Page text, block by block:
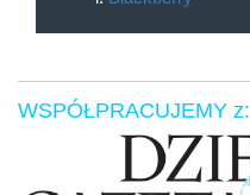
WSPÓŁPRACUJEMY z: